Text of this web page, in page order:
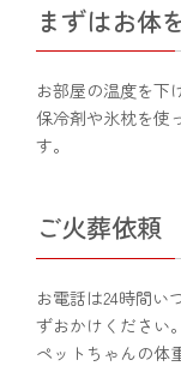
まずはお体
お部屋の温度を下
保冷剤や氷枕を使
す。
ご火葬依頼
お電話は24時間い
ずおかけください。
ペットちゃんの体